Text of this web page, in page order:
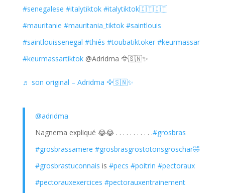
#senegalese #italytiktok #italytiktok🇮🇹🇮🇹
#mauritanie #mauritania_tiktok #saintlouis
#saintlouissenegal #thiés #toubatiktoker #keurmassar
#keurmassartiktok@Adridma 🦅🇸🇳✨
♬ son original – Adridma 🦅🇸🇳✨
@adridma
Nagnema expliqué 😂😂 . . . . . . . . . . .#grosbras
#grosbrassamere #grosbrasgrostotonsgroschar🤣
#grosbrastuconnais is #pecs #poitrin #pectoraux
#pectorauxexercices #pectorauxentrainement